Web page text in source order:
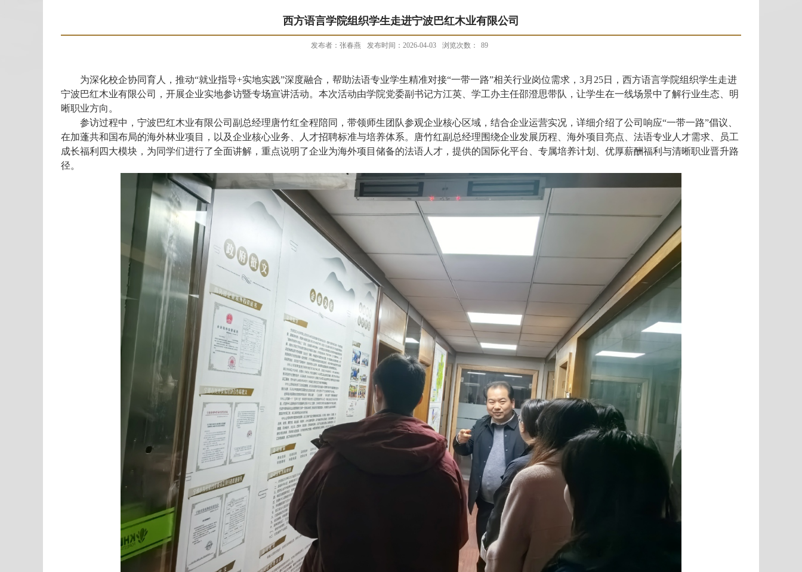
西方语言学院组织学生走进宁波巴红木业有限公司
发布者：张春燕 发布时间：2026-04-03 浏览次数： 89
为深化校企协同育人，推动“就业指导+实地实践”深度融合，帮助法语专业学生精准对接“一带一路”相关行业岗位需求，3月 25日，西方语言学院组织学生走进
宁波巴红木业有限公司，开展企业实地参访暨专场宣讲活动。本次活动由学院党委副书记方江英、学工办主任邵澄思带队，让学生在一线场景中了解行业生态、明
晰职业方向。
参访过程中，宁波巴红木业有限公司副总经理唐竹红全程陪同，带领师生团队参观企业核心区域，结合企业运营实况，详细介绍了公司响应“一带一路”倡议、
在加蓬共和国布局的海外林业项目，以及企业核心业务、人才招聘标准与培养体系。唐竹红副总经理围绕企业发展历程、海外项目亮点、法语专业人才需求、员工
成长福利四大模块，为同学们进行了全面讲解，重点说明了企业为海外项目储备的法语人才，提供的国际化平台、专属培养计划、优厚薪酬福利与清晰职业晋升路
径。